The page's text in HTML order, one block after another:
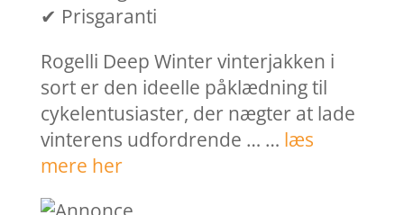
✔ Prisgaranti
Rogelli Deep Winter vinterjakken i
sort er den ideelle påklædning til
cykelentusiaster, der nægter at lade
vinterens udfordrende … … læs
mere her